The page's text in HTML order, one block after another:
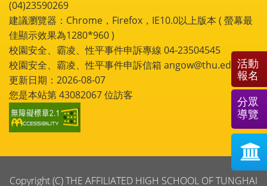
(04)23590269
建議瀏覽器：Chrome，Firefox，IE10.0以上版本 ( 螢幕最
佳顯示效果為1280*960 )
校園安全、霸凌、性平事件申訴專線 04-23504545
校園安全、霸凌、性平事件申訴信箱 angow@thu.edu.tw
更新日期：2026-08-07
您是本站第43082067位訪客
Copyright (C) THE AFFILIATED HIGH SCHOOL OF TUNGHAI
活動
報名
分眾
導覽